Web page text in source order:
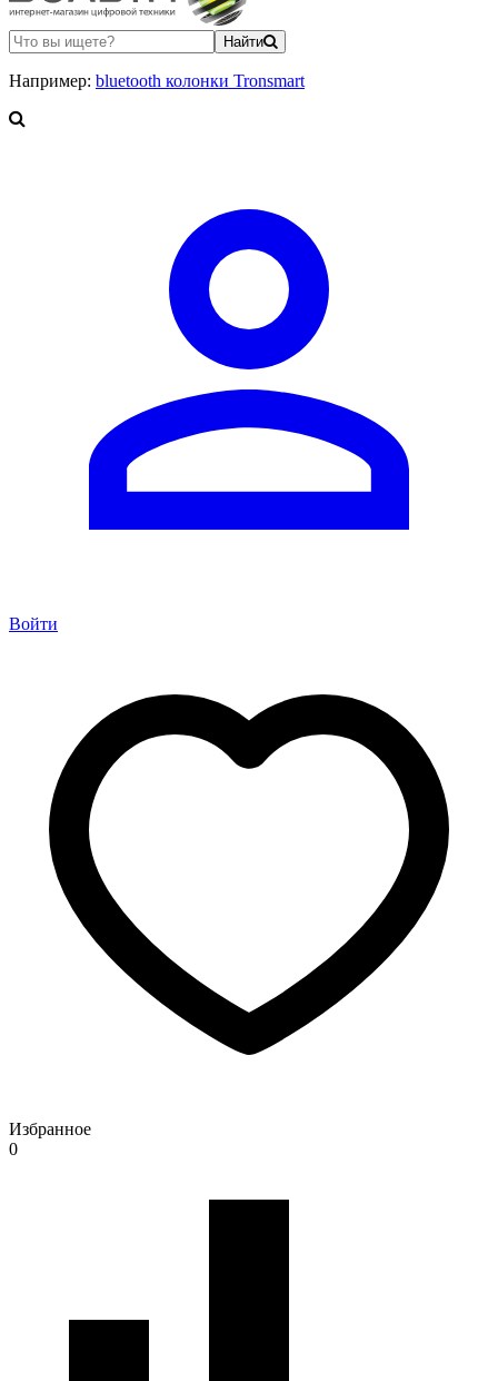
Найти
Например: bluetooth колонки Tronsmart
Войти
Избранное
0